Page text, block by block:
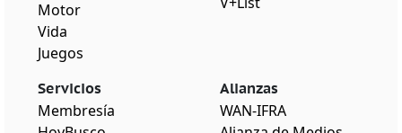
Motor
Vida
Juegos
Servicios
Membresía
Alianzas
WAN-IFRA